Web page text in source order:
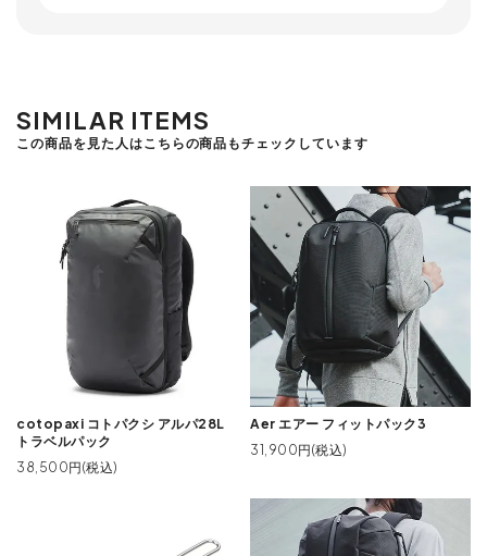
SIMILAR ITEMS
この商品を見た人はこちらの商品もチェックしています
cotopaxi コトパクシ アルパ28L
トラベルパック
38,500円(税込)
Aer エアー フィットパック3
31,900円(税込)